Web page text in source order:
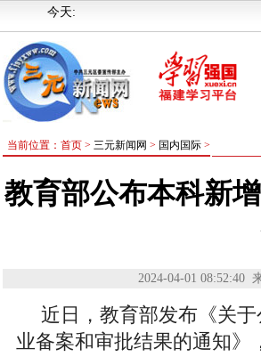
今天:
当前位置：首页 > 三元新闻网 > 国内国际>
教育部公布本科新
2024-04-01 08:52:40
近日，教育部发布《关
业备案和审批结果的通知》